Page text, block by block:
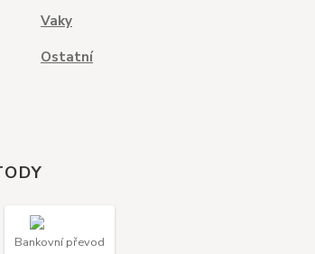
Vaky
Ostatní
Bankovní převod